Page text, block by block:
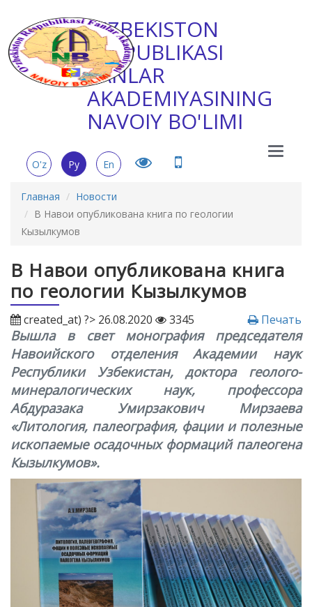
O'ZBEKISTON
RESPUBLIKASI
FANLAR
AKADEMIYASINING
NAVOIY BO'LIMI
Main
O'z Ру En
Главная
Новости
В Навои опубликована книга по геологии
Кызылкумов
В Навои опубликована книга
по геологии Кызылкумов
created_at) ?> 26.08.2020 3345 Печать
Вышла в свет монография председателя
Навоийского отделения Академии наук
Республики Узбекистан, доктора геолого-
минералогических наук, профессора
Абдуразака Умирзакович Мирзаева
«Литология, палеография, фации и полезные
ископаемые осадочных формаций палеогена
Кызылкумов».